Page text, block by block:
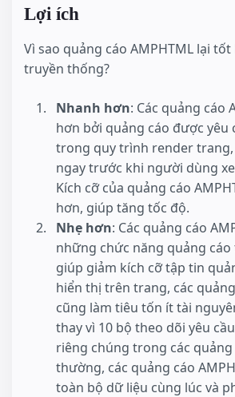
Lợi ích
Vì sao quảng cáo AMPHTML lại
truyền thống?
Nhanh hơn: Các quảng cáo
hơn bởi quảng cáo được yêu
trong quy trình render
ngay trước khi người dùng
Kích cỡ của quảng cáo
hơn, giúp tăng tốc độ.
Nhẹ hơn: Các quảng cáo
những chức năng quảng
giúp giảm kích cỡ tập tin
hiển thị trên trang, các
cũng làm tiêu tốn ít tài
thay vì 10 bộ theo dõi yêu
riêng chúng trong các
thường, các quảng cáo
toàn bộ dữ liệu cùng lúc và